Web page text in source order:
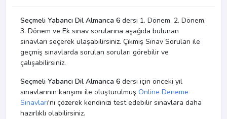
Seçmeli Yabancı Dil Almanca 6 dersi 1. Dönem, 2. Dönem,
3. Dönem ve Ek sınav sorularına aşağıda bulunan
sınavları seçerek ulaşabilirsiniz. Çıkmış Sınav Soruları ile
geçmiş sınavlarda sorulan soruları görebilir ve
çalışabilirsiniz.
Seçmeli Yabancı Dil Almanca 6 dersi için önceki yıl
sınavlarının karışımı ile oluşturulmuş Online Deneme
Sınavları'nı çözerek kendinizi test edebilir sınavlara daha
hazırlıklı olabilirsiniz.